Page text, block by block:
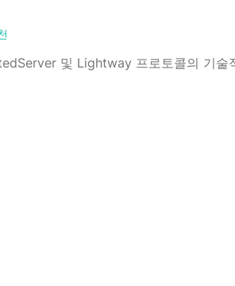
및 Lightway 프로토콜의 기술